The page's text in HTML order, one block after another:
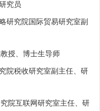
究员
研究院国际贸易研究室副
授、博士生导师
院税收研究室副主任、研
院互联网研究室主任、研